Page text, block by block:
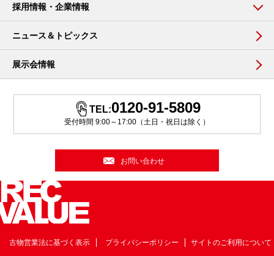
採用情報・企業情報
ニュース＆トピックス
展示会情報
TEL:0120-91-5809
受付時間 9:00～17:00（土日・祝日は除く）
お問い合わせ
古物営業法に基づく表示 プライバシーポリシー サイトのご利用について